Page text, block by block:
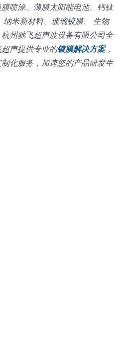
喷涂、薄膜太阳能电池、钙钛
纳米新材料、玻璃镀膜、 生物
州驰飞超声波设备有限公司全
声提供专业的镀膜解决方案，
化服务，加速您的产品研发生